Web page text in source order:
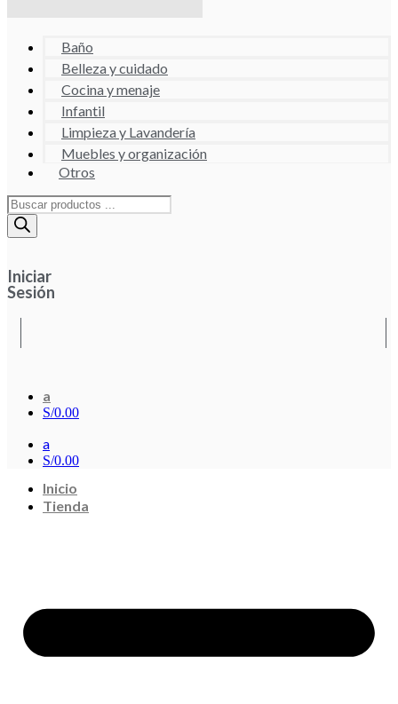
Baño
Belleza y cuidado
Cocina y menaje
Infantil
Limpieza y Lavandería
Muebles y organización
Otros
Búsqueda
de
productos
Iniciar
Sesión
a
S/0.00
a
S/0.00
Inicio
Tienda